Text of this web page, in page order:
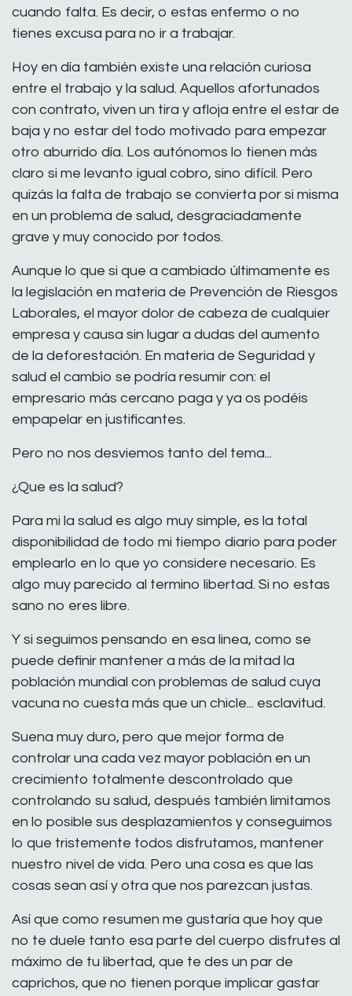
cuando falta. Es decir, o estas enfermo o no
tienes excusa para no ir a trabajar.
Hoy en día también existe una relación curiosa
entre el trabajo y la salud. Aquellos afortunados
con contrato, viven un tira y afloja entre el estar de
baja y no estar del todo motivado para empezar
otro aburrido día. Los autónomos lo tienen más
claro si me levanto igual cobro, sino difícil. Pero
quizás la falta de trabajo se convierta por si misma
en un problema de salud, desgraciadamente
grave y muy conocido por todos.
Aunque lo que si que a cambiado últimamente es
la legislación en materia de Prevención de Riesgos
Laborales, el mayor dolor de cabeza de cualquier
empresa y causa sin lugar a dudas del aumento
de la deforestación. En materia de Seguridad y
salud el cambio se podría resumir con: el
empresario más cercano paga y ya os podéis
empapelar en justificantes.
Pero no nos desviemos tanto del tema...
¿Que es la salud?
Para mi la salud es algo muy simple, es la total
disponibilidad de todo mi tiempo diario para poder
emplearlo en lo que yo considere necesario. Es
algo muy parecido al termino libertad. Si no estas
sano no eres libre.
Y si seguimos pensando en esa linea, como se
puede definir mantener a más de la mitad la
población mundial con problemas de salud cuya
vacuna no cuesta más que un chicle... esclavitud.
Suena muy duro, pero que mejor forma de
controlar una cada vez mayor población en un
crecimiento totalmente descontrolado que
controlando su salud, después también limitamos
en lo posible sus desplazamientos y conseguimos
lo que tristemente todos disfrutamos, mantener
nuestro nivel de vida. Pero una cosa es que las
cosas sean así y otra que nos parezcan justas.
Así que como resumen me gustaría que hoy que
no te duele tanto esa parte del cuerpo disfrutes al
máximo de tu libertad, que te des un par de
caprichos, que no tienen porque implicar gastar